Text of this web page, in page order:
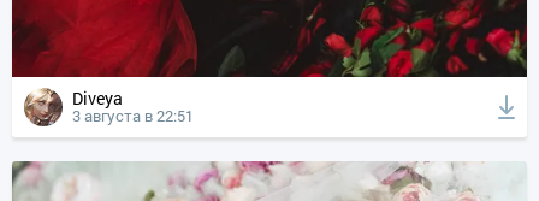
Diveya
3 августа в 22:51